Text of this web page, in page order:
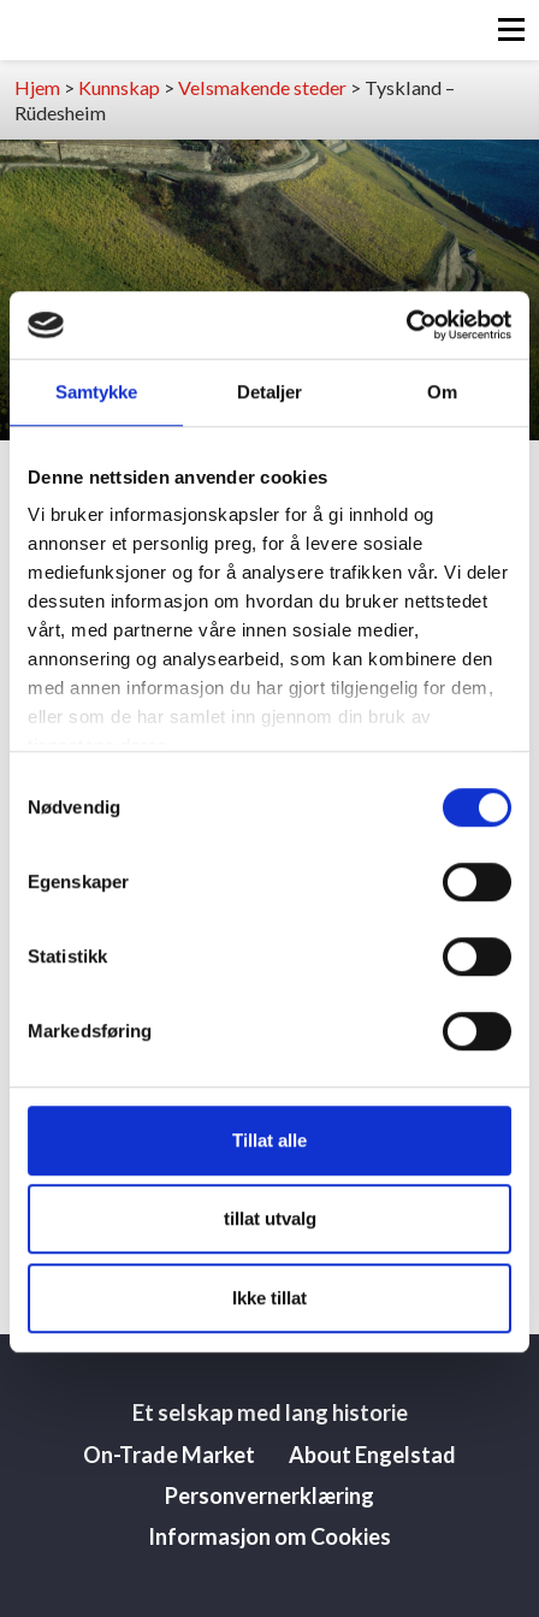
Samtykke Detaljer Om
Denne nettsiden anvender cookies
Vi bruker informasjonskapsler for å gi innhold og
annonser et personlig preg, for å levere sosiale
mediefunksjoner og for å analysere trafikken vår. Vi deler
dessuten informasjon om hvordan du bruker nettstedet
vårt, med partnerne våre innen sosiale medier,
annonsering og analysearbeid, som kan kombinere den
med annen informasjon du har gjort tilgjengelig for dem,
eller som de har samlet inn gjennom din bruk av
Nødvendig
Egenskaper
Statistikk
Markedsføring
Tillat alle
tillat utvalg
Ikke tillat
Hjem > Kunnskap >Velsmakende steder > Tyskland –
Rüdesheim
Tyskland – Rüdesheim
Nyttige adresser hvis du skal reise til Rüdesheim
Where to stay:
Breuers Rüdesheimer Schloss in the heart of
Rüdesheim, runned by the Breuer family
Link til hotellet
Burg Schwarzenstein, Johannisberg
Link til hotellet
– a bit „posher“ place
Hotel Lindenwirt
they have some rooms, were you are able to sleep in
Where to eat:
Breuers Rüdesheimer Schloss
– besides traditional food you find Rüdesheims best
winelist with a selction of Rheingau wines from the
last 150 years
Et selskap med lang historie
On-Trade Market
About Engelstad
Personvernerklæring
Informasjon om Cookies